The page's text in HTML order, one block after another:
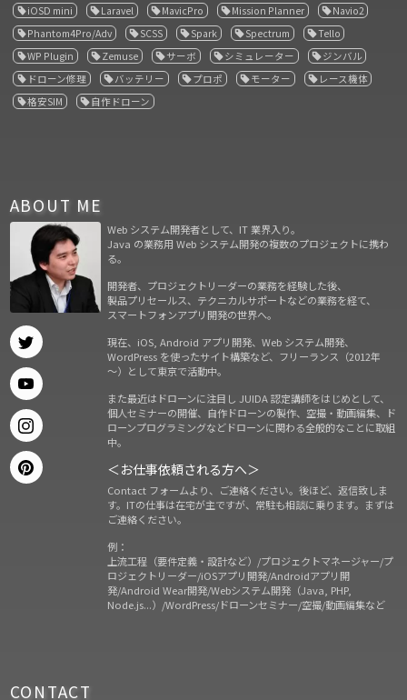
iOSD mini
Laravel MavicPro Mission Planner
Navio2
Phantom4Pro/Adv
SCSS Spark Spectrum
Tello
WP Plugin
Zemuse サーボ シミュレーター
ジンバル
ドローン修理
バッテリー プロポ モーター
レース機体
格安SIM
自作ドローン
ABOUT ME
Web システム開発者として、IT 業界入り。
Java の業務用 Web システム開発の複数のプロジェクトに携わ
る。
開発者、プロジェクトリーダーの業務を経験した後、
製品プリセールス、テクニカルサポートなどの業務を経て、
スマートフォンアプリ開発の世界へ。
現在、iOS, Android アプリ開発、Web システム開発、
WordPress を使ったサイト構築など、フリーランス（2012年
～）として東京で活動中。
また最近はドローンに注目し JUIDA 認定講師をはじめとして、
個人セミナーの開催、自作ドローンの製作、空撮・動画編集、ド
ローンプログラミングなどドローンに関わる全般的なことに取組
中。
＜お仕事依頼される方へ＞
Contact フォームより、ご連絡ください。後ほど、返信致しま
す。ITの仕事は在宅が主ですが、常駐も相談に乗ります。まずは
ご連絡ください。
例：
上流工程（要件定義・設計など）/プロジェクトマネージャー/プ
ロジェクトリーダー/iOSアプリ開発/Androidアプリ開
発/Android Wear開発/Webシステム開発（Java, PHP,
Node.js...）/WordPress/ドローンセミナー/空撮/動画編集など
CONTACT